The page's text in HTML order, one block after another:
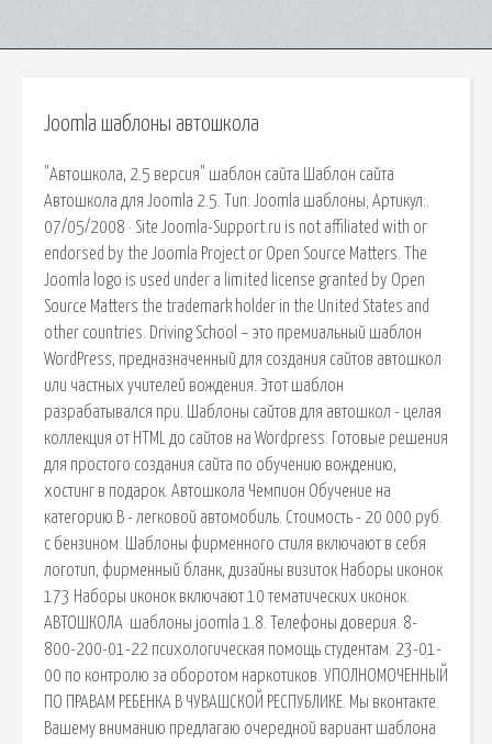
Joomla шаблоны автошкола
"Автошкола, 2.5 версия" шаблон сайта Шаблон сайта
Автошкола для Joomla 2.5. Тип: Joomla шаблоны; Артикул:.
07/05/2008 · Site Joomla-Support.ru is not affiliated with or
endorsed by the Joomla Project or Open Source Matters. The
Joomla logo is used under a limited license granted by Open
Source Matters the trademark holder in the United States and
other countries. Driving School – это премиальный шаблон
WordPress, предназначенный для создания сайтов автошкол
или частных учителей вождения. Этот шаблон
разрабатывался при. Шаблоны сайтов для автошкол - целая
коллекция от HTML до сайтов на Wordpress. Готовые решения
для простого создания сайта по обучению вождению,
хостинг в подарок. Автошкола Чемпион Обучение на
категорию В - легковой автомобиль. Стоимость - 20 000 руб.
с бензином. Шаблоны фирменного стиля включают в себя
логотип, фирменный бланк, дизайны визиток Наборы иконок
173 Наборы иконок включают 10 тематических иконок.
АВТОШКОЛА шаблоны joomla 1.8. Телефоны доверия. 8-
800-200-01-22 психологическая помощь студентам. 23-01-
00 по контролю за оборотом наркотиков. УПОЛНОМОЧЕННЫЙ
ПО ПРАВАМ РЕБЕНКА В ЧУВАШСКОЙ РЕСПУБЛИКЕ. Мы вконтакте.
Вашему вниманию предлагаю очередной вариант шаблона